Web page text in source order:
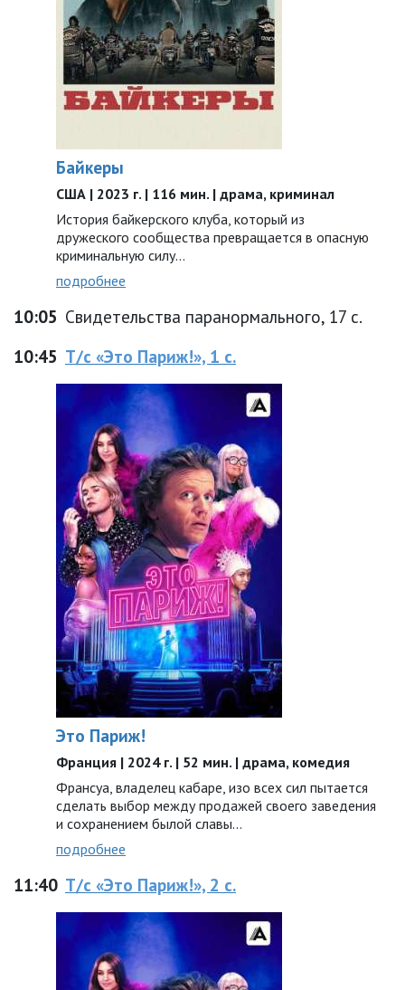
Байкеры
США | 2023 г. | 116 мин. | драма, криминал
История байкерского клуба, который из
дружеского сообщества превращается в опасную
криминальную силу…
подробнее
10:05 Свидетельства паранормального, 17 с.
10:45 Т/с «Это Париж!», 1 с.
Это Париж!
Франция | 2024 г. | 52 мин. | драма, комедия
Франсуа, владелец кабаре, изо всех сил пытается
сделать выбор между продажей своего заведения
и сохранением былой славы…
подробнее
11:40 Т/с «Это Париж!», 2 с.